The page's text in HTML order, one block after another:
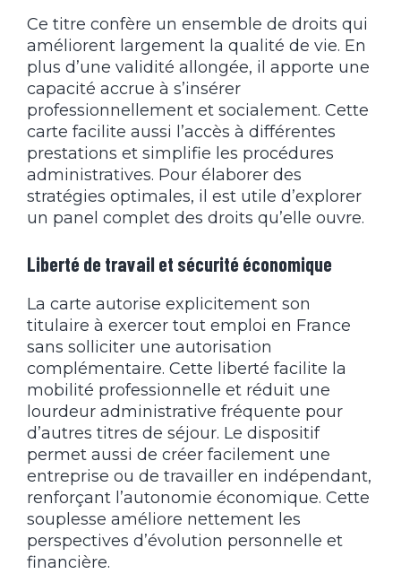
Ce titre confère un ensemble de droits qui
améliorent largement la qualité de vie. En
plus d’une validité allongée, il apporte une
capacité accrue à s’insérer
professionnellement et socialement. Cette
carte facilite aussi l’accès à différentes
prestations et simplifie les procédures
administratives. Pour élaborer des
stratégies optimales, il est utile d’explorer
un panel complet des droits qu’elle ouvre.
Liberté de travail et sécurité économique
La carte autorise explicitement son
titulaire à exercer tout emploi en France
sans solliciter une autorisation
complémentaire. Cette liberté facilite la
mobilité professionnelle et réduit une
lourdeur administrative fréquente pour
d’autres titres de séjour. Le dispositif
permet aussi de créer facilement une
entreprise ou de travailler en indépendant,
renforçant l’autonomie économique. Cette
souplesse améliore nettement les
perspectives d’évolution personnelle et
financière.